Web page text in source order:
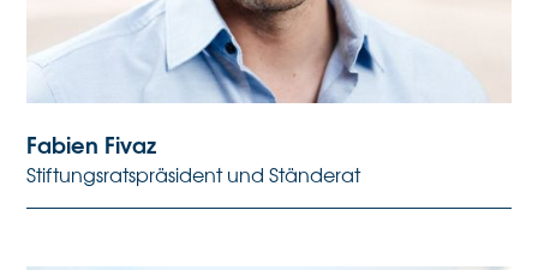
Fabien Fivaz
Stiftungsratspräsident und Ständerat